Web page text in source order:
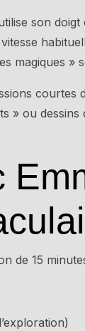
son
magiques »
courtes
» ou dessins
de 15